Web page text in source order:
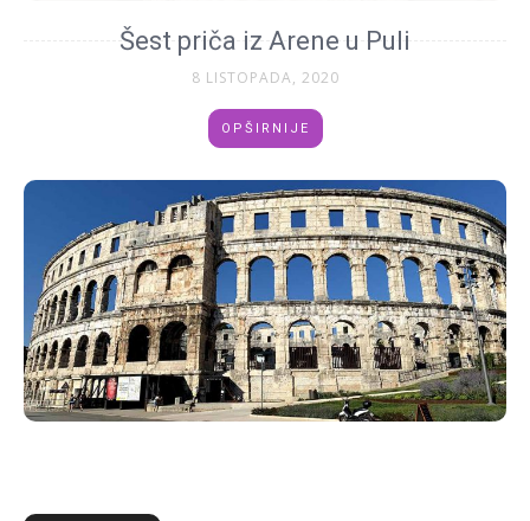
Šest priča iz Arene u Puli
8 LISTOPADA, 2020
OPŠIRNIJE